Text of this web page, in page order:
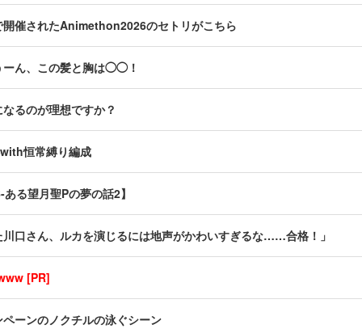
開催されたAnimethon2026のセトリがこちら
ーん、この髪と胸は◯◯！
るのが理想ですか？
恒常縛り編成
る望月聖Pの夢の話2】
口さん、ルカを演じるには地声がかわいすぎるな……合格！」
[PR]
ーンのノクチルの泳ぐシーン